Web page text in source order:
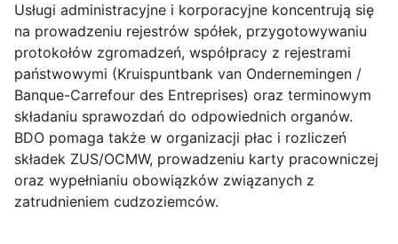
Usługi administracyjne i korporacyjne koncentrują się
na prowadzeniu rejestrów spółek, przygotowywaniu
protokołów zgromadzeń, współpracy z rejestrami
państwowymi (Kruispuntbank van Ondernemingen /
Banque-Carrefour des Entreprises) oraz terminowym
składaniu sprawozdań do odpowiednich organów.
BDO pomaga także w organizacji płac i rozliczeń
składek ZUS/OCMW, prowadzeniu karty pracowniczej
oraz wypełnianiu obowiązków związanych z
zatrudnieniem cudzoziemców.